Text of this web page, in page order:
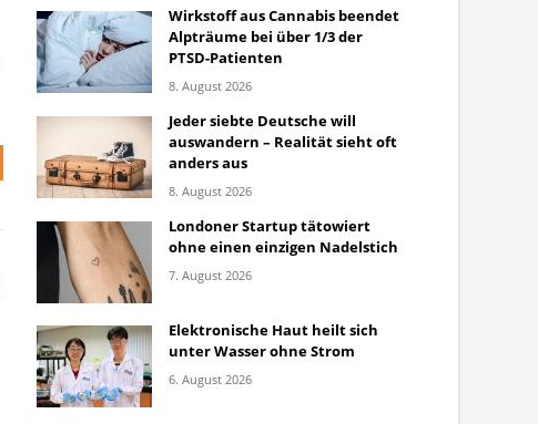
Wirkstoff aus Cannabis beendet
Alpträume bei über 1/3 der
PTSD-Patienten
8. August 2026
Jeder siebte Deutsche will
auswandern – Realität sieht oft
anders aus
8. August 2026
Londoner Startup tätowiert
ohne einen einzigen Nadelstich
7. August 2026
Elektronische Haut heilt sich
unter Wasser ohne Strom
6. August 2026